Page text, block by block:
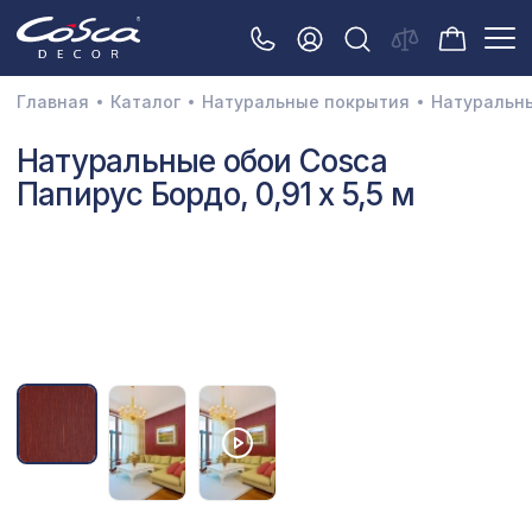
3D орнамент
Акустические панели
Натуральные покрытия
Перфорированные панели
Плинтусы
Главная Каталог Натуральные покрытия
Натуральные обои Cosca
Папирус Бордо, 0,91 x 5,5 м